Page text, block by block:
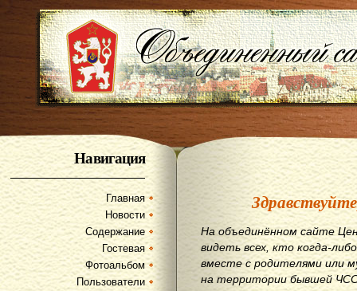
Навигация
Главная
Новости
Содержание
Гостевая
Фотоальбом
Пользователи
На объединённом сайте
видеть всех, кто когда-
вместе с родителями или
на территории бывшей